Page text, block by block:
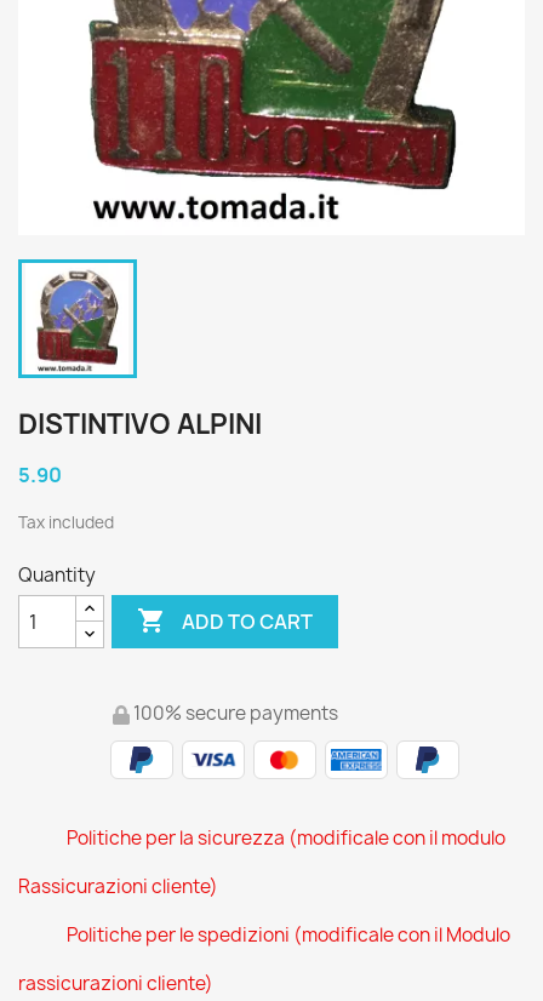
DISTINTIVO ALPINI
5.90
Tax included
Quantity
 ADD TO CART
100% secure payments
Politiche per la sicurezza (modificale con il modulo
Rassicurazioni cliente)
Politiche per le spedizioni (modificale con il Modulo
rassicurazioni cliente)